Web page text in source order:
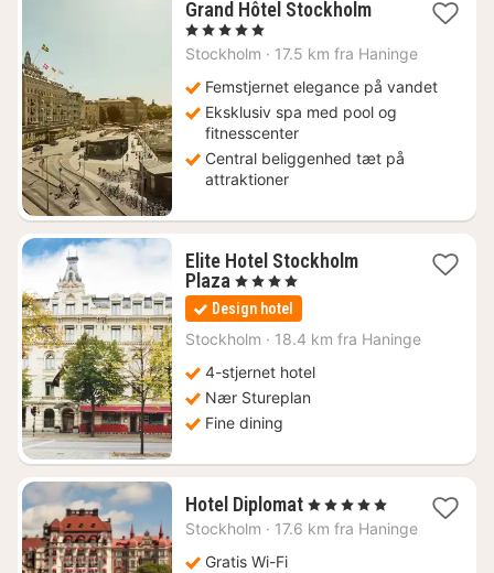
Grand Hôtel Stockholm1
fra
2576
kr.
, 5 Stjerner
Stockholm · 17.5 km fra Haninge
Femstjernet elegance på vandet
Eksklusiv spa med pool og
fitnesscenter
Central beliggenhed tæt på
attraktioner
Elite Hotel Stockholm
Plaza 1
nat
fra
945
, 4 Stjerner
Design hotel
Stockholm · 18.4 km fra Haninge
4-stjernet hotel
Nær Stureplan
Fine dining
Hotel Diplomat1
nat
, 5 Stjerner
Stockholm · 17.6 km fra Haninge
Gratis Wi-Fi